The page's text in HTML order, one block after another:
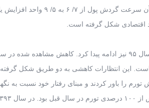
۱۰ درصد به ۳۵ درصد، انتظارات تورمی آحاد اقتصادی را تقویت
اقتصادی شکل گرفته است.
سرعت گردش پول از سال ۱۳۹۴ وارد یک مسیر سرازیری شد و کاهش آن در سال ۹۵ نیز ادامه پیدا
است. این انتظارات کاهشی به دو طریق شکل
را باور کردند و مبنای رفتار خود نسبت به